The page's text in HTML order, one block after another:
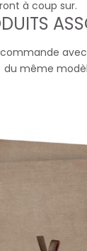
à coup sur.
du même